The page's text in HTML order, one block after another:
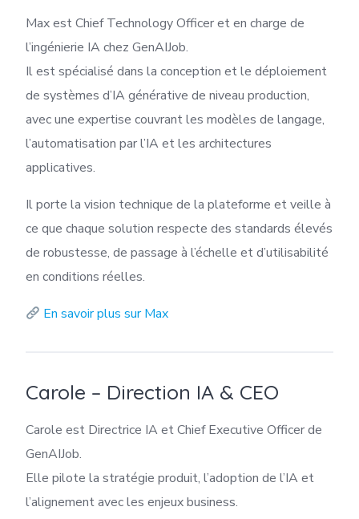
Max est Chief Technology Officer et en charge de
l’ingénierie IA chez GenAIJob.
Il est spécialisé dans la conception et le déploiement
de systèmes d’IA générative de niveau production,
avec une expertise couvrant les modèles de langage,
l’automatisation par l’IA et les architectures
applicatives.
Il porte la vision technique de la plateforme et veille à
ce que chaque solution respecte des standards élevés
de robustesse, de passage à l’échelle et d’utilisabilité
en conditions réelles.
En savoir plus sur Max
Carole – Direction IA & CEO
Carole est Directrice IA et Chief Executive Officer de
GenAIJob.
Elle pilote la stratégie produit, l’adoption de l’IA et
l’alignement avec les enjeux business.